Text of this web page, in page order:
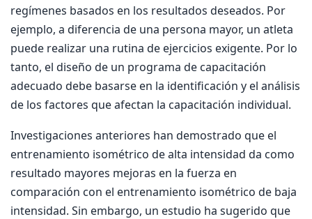
regímenes basados ​​en los resultados deseados. Por
ejemplo, a diferencia de una persona mayor, un atleta
puede realizar una rutina de ejercicios exigente. Por lo
tanto, el diseño de un programa de capacitación
adecuado debe basarse en la identificación y el análisis
de los factores que afectan la capacitación individual.
Investigaciones anteriores han demostrado que el
entrenamiento isométrico de alta intensidad da como
resultado mayores mejoras en la fuerza en
comparación con el entrenamiento isométrico de baja
intensidad. Sin embargo, un estudio ha sugerido que